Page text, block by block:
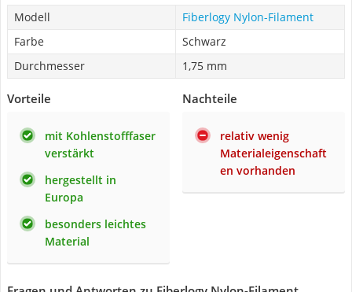
Modell
Fiberlogy Nylon-Filament
Farbe
Schwarz
Durchmesser
1,75 mm
Vorteile
mit Kohlenstofffaser
verstärkt
hergestellt in
Europa
besonders leichtes
Material
Nachteile
relativ wenig
Materialeigenschaft
en vorhanden